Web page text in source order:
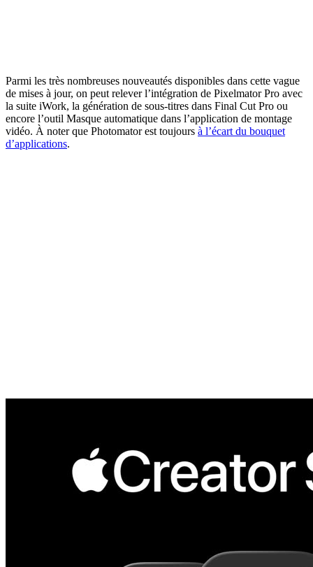
Parmi les très nombreuses nouveautés disponibles dans cette vague
de mises à jour, on peut relever l’intégration de Pixelmator Pro avec
la suite iWork, la génération de sous-titres dans Final Cut Pro ou
encore l’outil Masque automatique dans l’application de montage
vidéo. À noter que Photomator est toujours à l’écart du bouquet
d’applications.